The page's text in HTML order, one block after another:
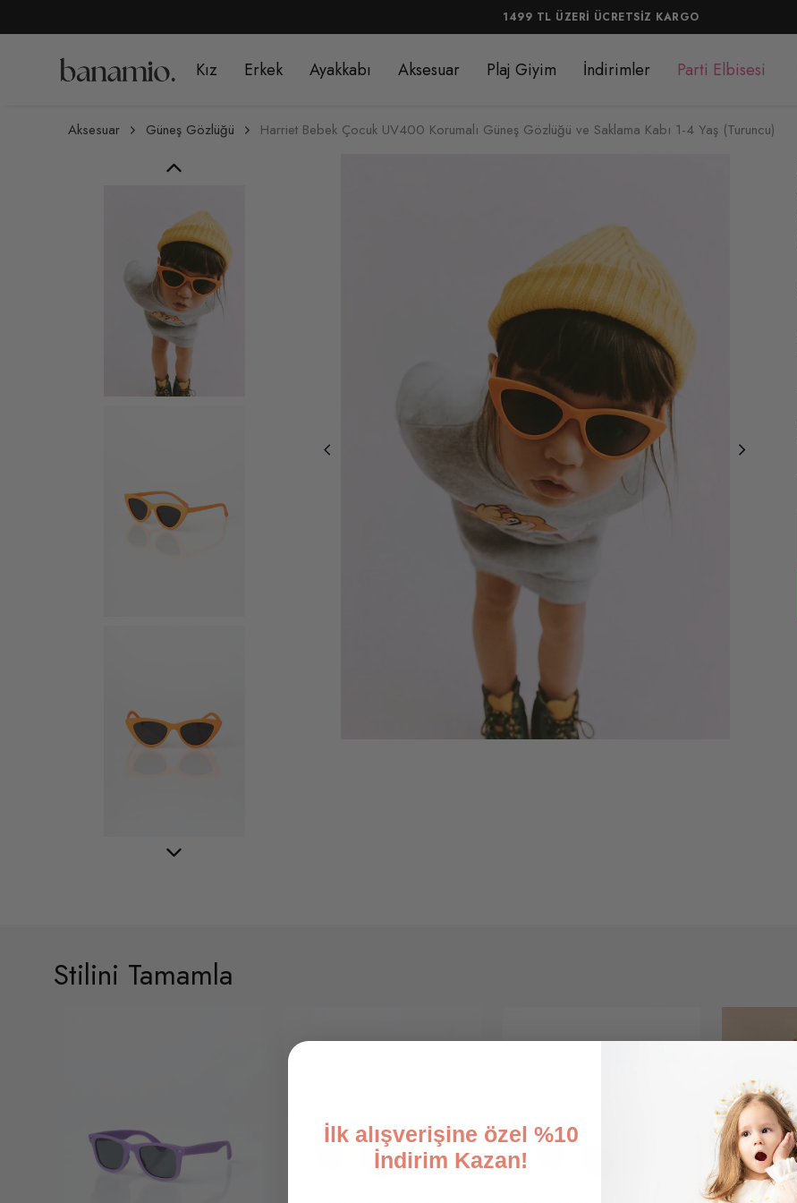
Kız Erkek Ayakkabı Aksesuar Plaj Giyim İndirimler Parti Elbisesi
Aksesuar Güneş Gözlüğü Harriet Bebek Çocuk UV400 Korumalı Güneş Gözlüğü ve Saklama Kabı 1-4 Yaş (Turuncu)
Stilini Tamamla
İlk alışverişine özel %10
İndirim Kazan!